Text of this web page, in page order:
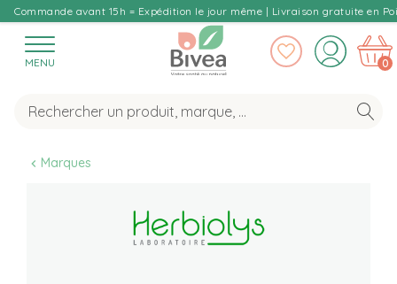
Commande avant 15h = Expédition le jour même | Livraison gratuite en
MENU 0
Marques